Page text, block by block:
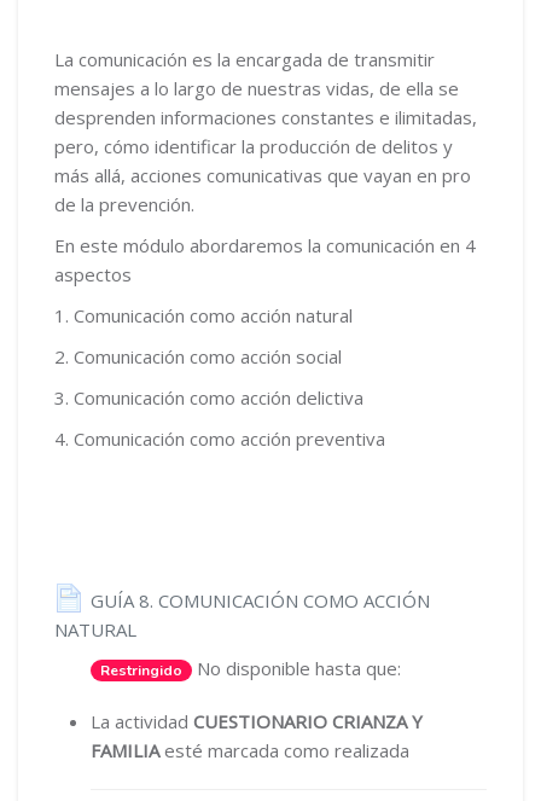
La comunicación es la encargada de transmitir
mensajes a lo largo de nuestras vidas, de ella se
desprenden informaciones constantes e ilimitadas,
pero, cómo identificar la producción de delitos y
más allá, acciones comunicativas que vayan en pro
de la prevención.
En este módulo abordaremos la comunicación en 4
aspectos
1. Comunicación como acción natural
2. Comunicación como acción social
3. Comunicación como acción delictiva
4. Comunicación como acción preventiva
GUÍA 8. COMUNICACIÓN COMO ACCIÓN
NATURAL
Restringido No disponible hasta que:
La actividad CUESTIONARIO CRIANZA Y
FAMILIAesté marcada como realizada